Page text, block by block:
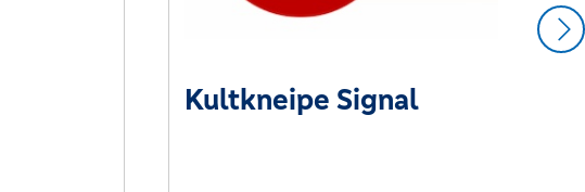
Kultkneipe Signal